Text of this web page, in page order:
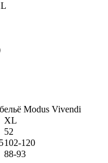
XL
52
102-120
88-93